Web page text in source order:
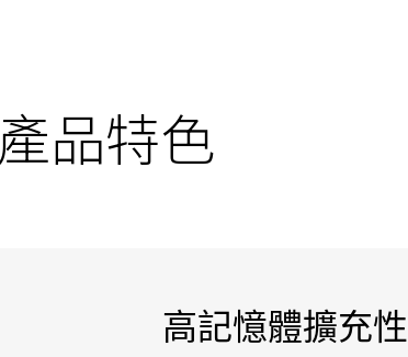
產品特色
高記憶體擴充性